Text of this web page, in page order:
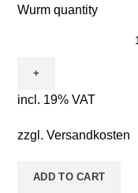
Wurm quantity
incl. 19% VAT
zzgl. Versandkosten
ADD TO CART